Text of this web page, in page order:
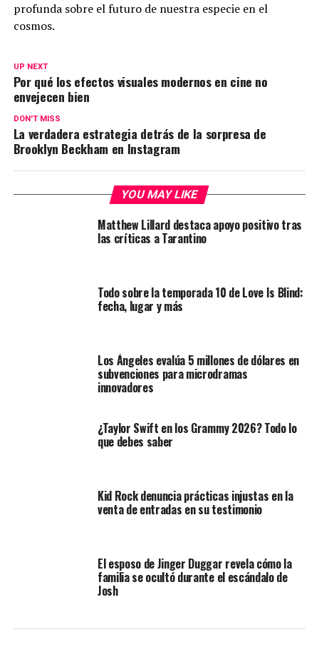
profunda sobre el futuro de nuestra especie en el
cosmos.
UP NEXT
Por qué los efectos visuales modernos en cine no
envejecen bien
DON'T MISS
La verdadera estrategia detrás de la sorpresa de
Brooklyn Beckham en Instagram
YOU MAY LIKE
Matthew Lillard destaca apoyo positivo tras
las críticas a Tarantino
Todo sobre la temporada 10 de Love Is Blind:
fecha, lugar y más
Los Ángeles evalúa 5 millones de dólares en
subvenciones para microdramas
innovadores
¿Taylor Swift en los Grammy 2026? Todo lo
que debes saber
Kid Rock denuncia prácticas injustas en la
venta de entradas en su testimonio
El esposo de Jinger Duggar revela cómo la
familia se ocultó durante el escándalo de
Josh